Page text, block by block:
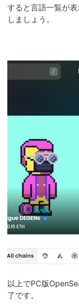
すると言語一覧が表
しましょう。
以上でPC版
了です。